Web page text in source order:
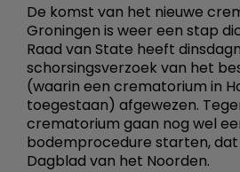
De komst van het nieuwe
Groningen is weer een stap
Raad van State heeft
schorsingsverzoek van het
(waarin een crematorium in
toegestaan) afgewezen.
crematorium gaan nog wel
bodemprocedure starten,
Dagblad van het Noorden.